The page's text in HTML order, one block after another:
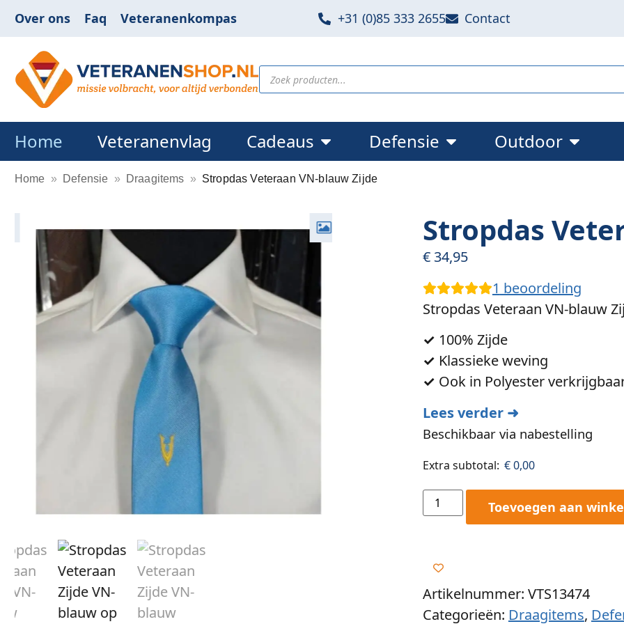
Over ons Faq Veteranenkompas +31 (0)85 333 2655 Contact
Home Veteranenvlag Cadeaus Defensie Outdoor
Home » Defensie » Draagitems » Stropdas Veteraan VN-blauw Zijde
Stropdas
€34,95
1 beoordeling
Stropdas Veteraan VN-blauw
✓ 100% Zijde
✓ Klassieke weving
✓ Ook in Polyester
Lees verder ➜
Beschikbaar via nabestelling
Extra subtotal: €0,00
Toevoegen aan
Artikelnummer: VTS13474
Categorieën: Draagitems,